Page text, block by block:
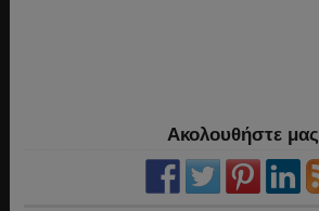
Ακολουθήστε μας